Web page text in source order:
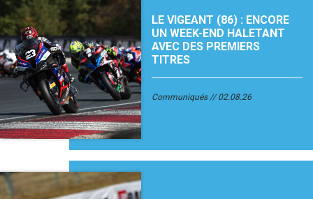
LE VIGEANT (86) : ENCORE
UN WEEK-END HALETANT
AVEC DES PREMIERS
TITRES
Communiqués 02.08.26